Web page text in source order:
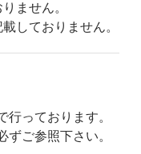
ません。
しておりません。
行っております。
ずご参照下さい。